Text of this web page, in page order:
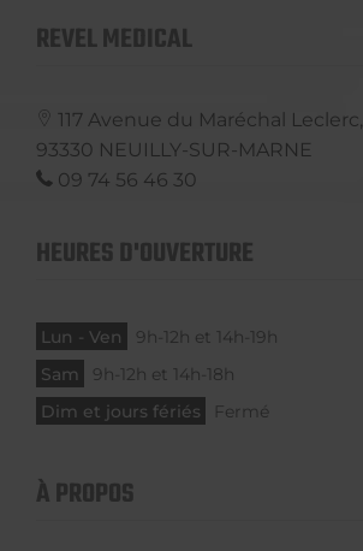
REVEL MEDICAL
117 Avenue du Maréchal Leclerc,
93330 NEUILLY-SUR-MARNE
09 74 56 46 30
HEURES D'OUVERTURE
Lun - Ven
9h-12h et 14h-19h
Sam
9h-12h et 14h-18h
Dim et jours fériés
Fermé
À PROPOS